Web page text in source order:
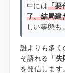
中には「要
了、結局建
しい事態も。
誰よりも多く
そ語れる
「
を発信します